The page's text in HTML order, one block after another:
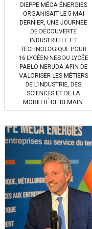
DIEPPE MÉCA ÉNERGIES
ORGANISAIT LE 5 MAI
DERNIER, UNE JOURNÉE
DE DÉCOUVERTE
INDUSTRIELLE ET
TECHNOLOGIQUE POUR
16 LYCÉEN·NES DU LYCÉE
PABLO NERUDA AFIN DE
VALORISER LES MÉTIERS
DE L’INDUSTRIE, DES
SCIENCES ET DE LA
MOBILITÉ DE DEMAIN.